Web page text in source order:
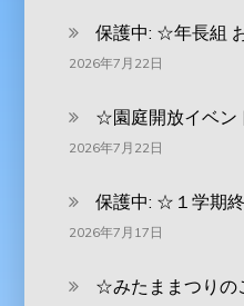
保護中: ‪☆年長組
2026年7月22日
☆園庭開放イベ
2026年7月22日
保護中: ☆１学期
2026年7月17日
☆みたままつり